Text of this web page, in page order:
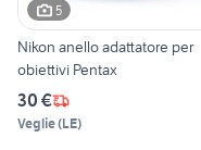
5
Nikon anello adattatore per
obiettivi Pentax
30 €
Veglie(LE)